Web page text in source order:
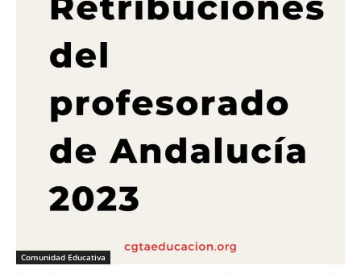
Comunidad Educativa